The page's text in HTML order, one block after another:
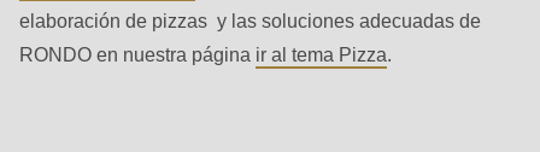
elaboración de pizzas y las soluciones adecuadas de
RONDO en nuestra página ir al tema Pizza.